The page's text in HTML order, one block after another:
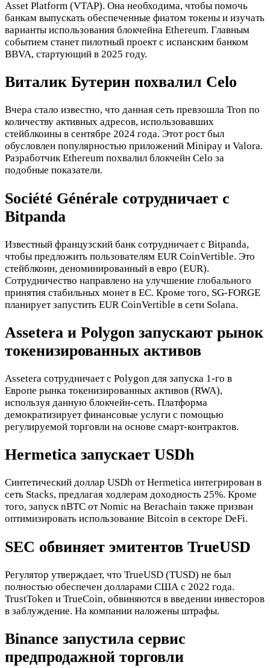
Asset Platform (VTAP). Она необходима, чтобы помочь
банкам выпускать обеспеченные фиатом токены и изучать
варианты использования блокчейна Ethereum. Главным
событием станет пилотный проект с испанским банком
BBVA, стартующий в 2025 году.
Виталик Бутерин похвалил Celo
Вчера стало известно, что данная сеть превзошла Tron по
количеству активных адресов, использовавших
стейблкоины в сентябре 2024 года. Этот рост был
обусловлен популярностью приложений Minipay и Valora.
Разработчик Ethereum похвалил блокчейн Celo за
подобные показатели.
Société Générale сотрудничает с
Bitpanda
Известный французский банк сотрудничает с Bitpanda,
чтобы предложить пользователям EUR CoinVertible. Это
стейблкоин, деноминированный в евро (EUR).
Сотрудничество направлено на улучшение глобального
принятия стабильных монет в ЕС. Кроме того, SG-FORGE
планирует запустить EUR CoinVertible в сети Solana.
Assetera и Polygon запускают рынок
токенизированных активов
Assetera сотрудничает с Polygon для запуска 1-го в
Европе рынка токенизированных активов (RWA),
используя данную блокчейн-сеть. Платформа
демократизирует финансовые услуги с помощью
регулируемой торговли на основе смарт-контрактов.
Hermetica запускает USDh
Синтетический доллар USDh от Hermetica интегрирован в
сеть Stacks, предлагая ходлерам доходность 25%. Кроме
того, запуск nBTC от Nomic на Berachain также призван
оптимизировать использование Bitcoin в секторе DeFi.
SEC обвиняет эмитентов TrueUSD
Регулятор утверждает, что TrueUSD (TUSD) не был
полностью обеспечен долларами США с 2022 года.
TrustToken и TrueCoin, обвиняются в введении инвесторов
в заблуждение. На компании наложены штрафы.
Binance запустила сервис
предпродажной торговли